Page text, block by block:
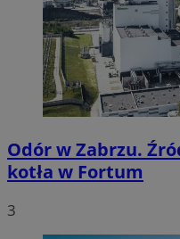
Odór w Zabrzu.
kotła w Fortum
3